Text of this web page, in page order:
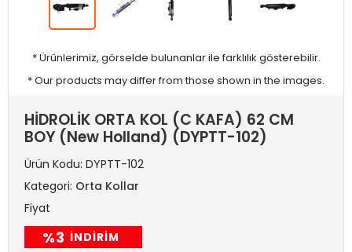
* Ürünlerimiz, görselde bulunanlar ile farklılık gösterebilir.
* Our products may differ from those shown in the images.
HİDROLİK ORTA KOL (C KAFA) 62 CM
BOY (New Holland) (DYPTT-102)
Ürün Kodu: DYPTT-102
Kategori: Orta Kollar
Fiyat
%3 INDIRIM